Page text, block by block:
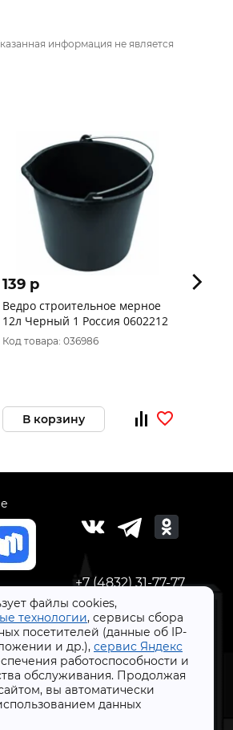
файлы cookies,
технологии, сервисы сбора
посетителей (данные об IP-
и др.), сервис Яндекс
работоспособности и
обслуживания. Продолжая
вы автоматически
данных
информация не является
139 p
Ведро строительное мерное
12л Черный 1 Россия 0602212
Код товара: 036986
В корзину
234
+7 (4832) 31-77-77
2026 г.
данных